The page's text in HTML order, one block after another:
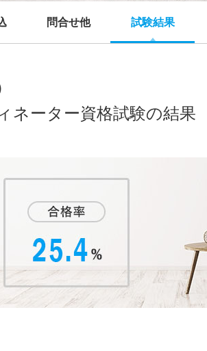
問合せ他 試験結果
ネーター資格試験の結果